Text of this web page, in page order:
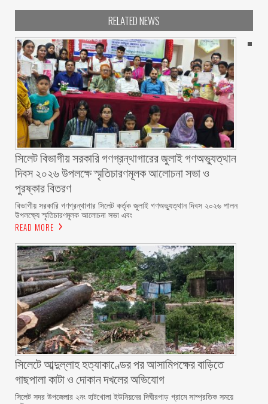
RELATED NEWS
সিলেট বিভাগীয় সরকারি গণগ্রন্থাগারের জুলাই গণঅভ্যুত্থান
দিবস ২০২৬ উপলক্ষে স্মৃতিচারণমূলক আলোচনা সভা ও
পুরষ্কার বিতরণ ‎ ‎
বিভাগীয় সরকারি গণগ্রন্থাগার সিলেট কর্তৃক জুলাই গণঅভ্যুত্থান দিবস ২০২৬ পালন
উপলক্ষ্যে স্মৃতিচারণমূলক আলোচনা সভা এবং
READ MORE
সিলেটে আব্দুল্লাহ হত্যাকাণ্ডের পর আসামিপক্ষের বাড়িতে
গাছপালা কাটা ও দোকান দখলের অভিযোগ
সিলেট সদর উপজেলার ২নং হাটখোলা ইউনিয়নের দিঘীরপাড় গ্রামে সাম্প্রতিক সময়ে